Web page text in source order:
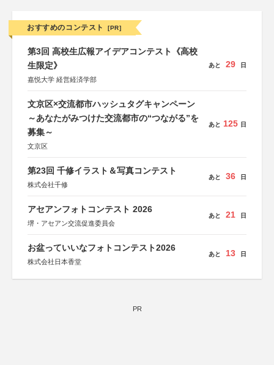
おすすめのコンテスト [PR]
第3回 高校生広報アイデアコンテスト《高校
生限定》
嘉悦大学 経営経済学部
あと 29 日
文京区×交流都市ハッシュタグキャンペーン
～あなたがみつけた交流都市の“つながる”を
募集～
文京区
あと 125 日
第23回 千修イラスト＆写真コンテスト
株式会社千修
あと 36 日
アセアンフォトコンテスト 2026
堺・アセアン交流促進委員会
あと 21 日
お盆っていいなフォトコンテスト2026
株式会社日本香堂
あと 13 日
PR